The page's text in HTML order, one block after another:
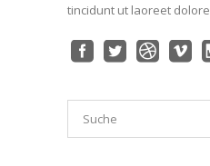
tincidunt ut laoreet dolore